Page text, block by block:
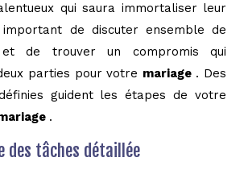
qui saura immortaliser leur
de discuter ensemble de
de trouver un compromis qui
parties pour votre mariage . Des
guident les étapes de votre
.
des tâches détaillée